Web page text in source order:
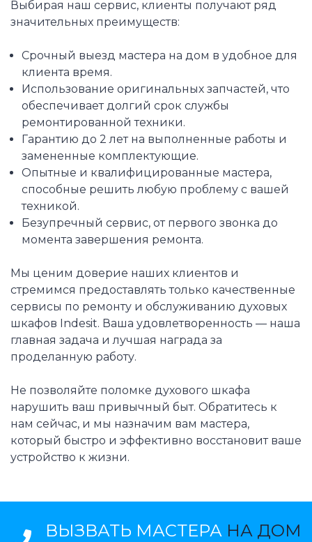
Выбирая наш сервис, клиенты получают ряд
значительных преимуществ:
Срочный выезд мастера на дом в удобное для
клиента время.
Использование оригинальных запчастей, что
обеспечивает долгий срок службы
ремонтированной техники.
Гарантию до 2 лет на выполненные работы и
замененные комплектующие.
Опытные и квалифицированные мастера,
способные решить любую проблему с вашей
техникой.
Безупречный сервис, от первого звонка до
момента завершения ремонта.
Мы ценим доверие наших клиентов и
стремимся предоставлять только качественные
сервисы по ремонту и обслуживанию духовых
шкафов Indesit. Ваша удовлетворенность — наша
главная задача и лучшая награда за
проделанную работу.
Не позволяйте поломке духового шкафа
нарушить ваш привычный быт. Обратитесь к
нам сейчас, и мы назначим вам мастера,
который быстро и эффективно восстановит ваше
устройство к жизни.
ВЫЗВАТЬ МАСТЕРА НА ДОМ